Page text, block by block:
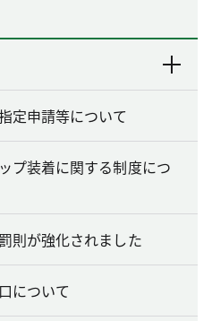
定申請等について
プ装着に関する制度につ
則が強化されました
について